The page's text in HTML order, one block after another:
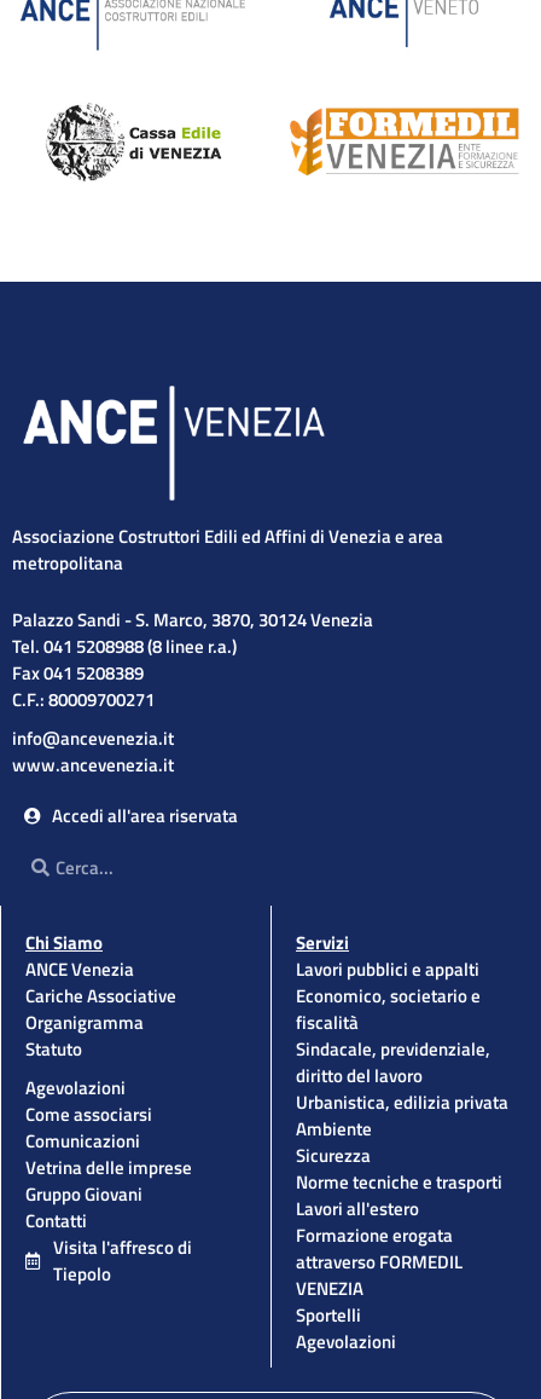
Associazione Costruttori Edili ed Affini di Venezia e area
metropolitana
Palazzo Sandi - S. Marco, 3870, 30124 Venezia
Tel. 041 5208988 (8 linee r.a.)
Fax 041 5208389
C.F.: 80009700271
info@ancevenezia.it
www.ancevenezia.it
Accedi all'area riservata
Cerca
Chi Siamo
ANCE Venezia
Cariche Associative
Organigramma
Statuto
Agevolazioni
Come associarsi
Comunicazioni
Vetrina delle imprese
Gruppo Giovani
Contatti
Visita l'affresco di
Tiepolo
Servizi
Lavori pubblici e appalti
Economico, societario e
fiscalità
Sindacale, previdenziale,
diritto del lavoro
Urbanistica, edilizia privata
Ambiente
Sicurezza
Norme tecniche e trasporti
Lavori all'estero
Formazione erogata
attraverso FORMEDIL
VENEZIA
Sportelli
Agevolazioni